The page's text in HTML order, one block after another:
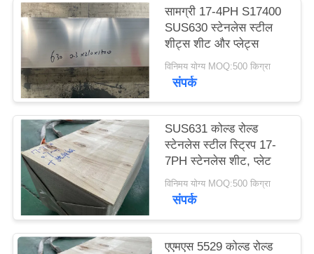
साइटमैप
PRIVACY
POLICY
सामग्री 17-4PH S17400
SUS630 स्टेनलेस स्टील
शीट्स शीट और प्लेट्स
विनिमय योग्य MOQ:500 किग्रा
संपर्क
SUS631 कोल्ड रोल्ड
स्टेनलेस स्टील स्ट्रिप 17-
7PH स्टेनलेस शीट, प्लेट
विनिमय योग्य MOQ:500 किग्रा
संपर्क
एएमएस 5529 कोल्ड रोल्ड